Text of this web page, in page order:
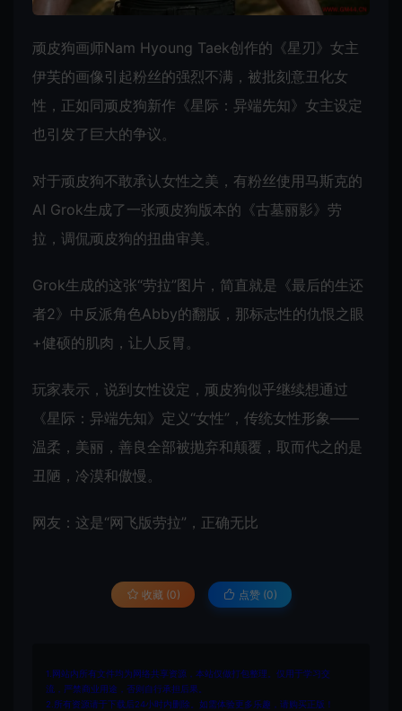
顽皮狗画师Nam Hyoung Taek创作的《星刃》女主
伊芙的画像引起粉丝的强烈不满，被批刻意丑化女
性，正如同顽皮狗新作《星际：异端先知》女主设定
也引发了巨大的争议。
对于顽皮狗不敢承认女性之美，有粉丝使用马斯克的
AI Grok生成了一张顽皮狗版本的《古墓丽影》劳
拉，调侃顽皮狗的扭曲审美。
Grok生成的这张“劳拉”图片，简直就是《最后的生还
者2》中反派角色Abby的翻版，那标志性的仇恨之眼
+健硕的肌肉，让人反胃。
玩家表示，说到女性设定，顽皮狗似乎继续想通过
《星际：异端先知》定义“女性”，传统女性形象——
温柔，美丽，善良全部被抛弃和颠覆，取而代之的是
丑陋，冷漠和傲慢。
网友：这是“网飞版劳拉”，正确无比
收藏 (0) 点赞 (0)
1.网站内所有文件均为网络共享资源，本站仅做打包整理。仅用于学习交
流，严禁商业用途，否则自行承担后果。
2.所有资源请于下载后24小时内删除。如需体验更多乐趣，请购买正版！